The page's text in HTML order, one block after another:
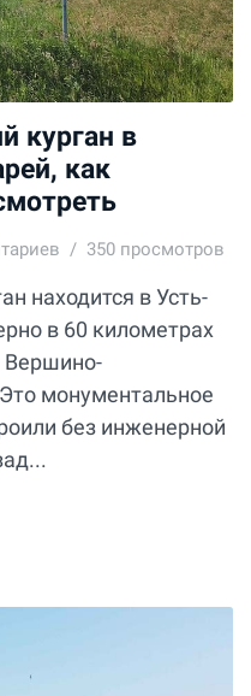
курган в
как
350 просмотров
находится в Усть-
в 60 километрах
Вершино-
монументальное
без инженерной